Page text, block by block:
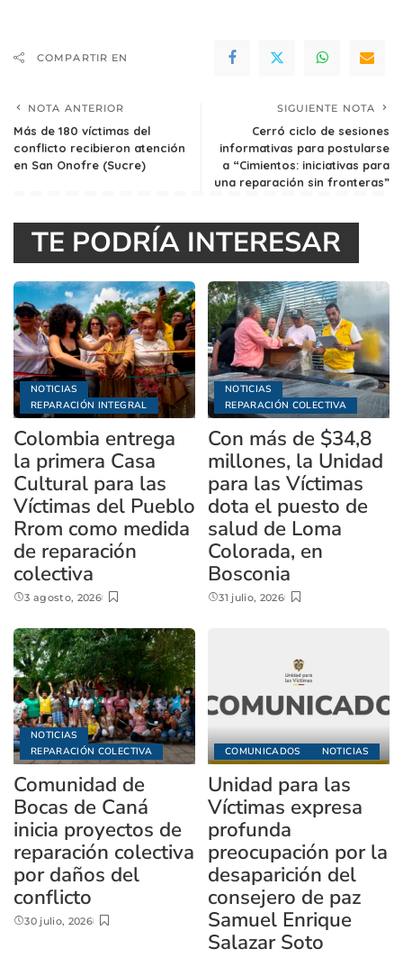
COMPARTIR EN
NOTA ANTERIOR
Más de 180 víctimas del
conflicto recibieron atención
en San Onofre (Sucre)
SIGUIENTE NOTA
Cerró ciclo de sesiones
informativas para postularse
a “Cimientos: iniciativas para
una reparación sin fronteras”
TE PODRÍA INTERESAR
NOTICIAS
REPARACIÓN INTEGRAL
Colombia entrega
la primera Casa
Cultural para las
Víctimas del Pueblo
Rrom como medida
de reparación
colectiva
3 agosto, 2026
NOTICIAS
REPARACIÓN COLECTIVA
Con más de $34,8
millones, la Unidad
para las Víctimas
dota el puesto de
salud de Loma
Colorada, en
Bosconia
31 julio, 2026
NOTICIAS
REPARACIÓN COLECTIVA
Comunidad de
Bocas de Caná
inicia proyectos de
reparación colectiva
por daños del
conflicto
30 julio, 2026
COMUNICADOS NOTICIAS
Unidad para las
Víctimas expresa
profunda
preocupación por la
desaparición del
consejero de paz
Samuel Enrique
Salazar Soto